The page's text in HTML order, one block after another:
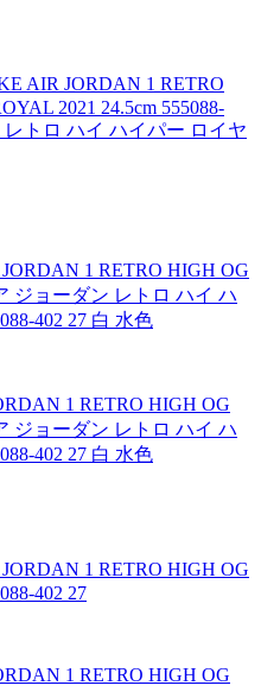
AIR JORDAN 1 RETRO
2021 24.5cm 555088-
トロ ハイ ハイパー ロイヤ
1 RETRO HIGH OG
ジョーダン レトロ ハイ ハ
402 27 白 水色
1 RETRO HIGH OG